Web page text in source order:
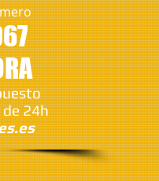
24h